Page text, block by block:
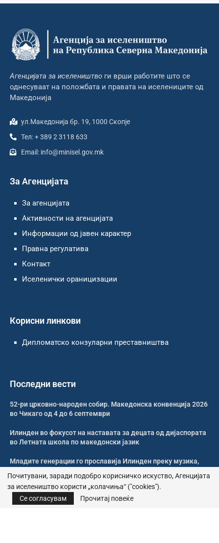
Агенцијата за иселеништво ги врши работите што се
однесуваат на положбата и правата на иселениците од
Македонија
ул.Македонија бр. 19, 1000 Скопје
Тел: + 389 2 3118 633
Email: info@minisel.gov.mk
За Агенцијата
За агенцијата
Активности на агенцијата
Информации од јавен карактер
Правна регулатива
Контакт
Иселенички ораницизации
Корисни линкови
Дипломатско конзуларни преставништва
Последни вести
52-ри црковно-народен собир. Македонска конвенција 2026
во Чикаго од 4 до 6 септември
Илинден во фокусот на наставата за децата од дијаспората
во Летната школа по македонски јазик
Младите генерации го прославија Илинден преку музика,
Свечено и молитвено одбележан Илинден во Џилонг
Почитувани, заради подобро корисничко искуство, Агенцијата
за иселеништво користи „колачиња“ ("cookies").
Се согласувам
Прочитај повеќе